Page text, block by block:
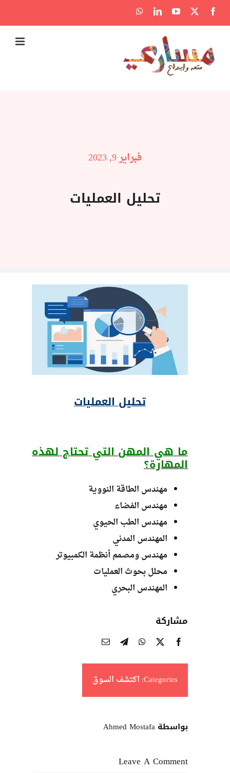
to
content
Facebook
X
YouTube
LinkedIn
WhatsApp
فبراير 9, 2023
تحليل العمليات
تحليل العمليات
ما هي المهن التي تحتاج لهذه
المهارة؟
مهندس الطاقة النووية
مهندس الفضاء
مهندس الطب الحيوي
المهندس المدني
مهندس ومصمم أنظمة الكمبيوتر
محلل بحوث العمليات
المهندس البحري
مشاركة
Categories: اكتشف السوق
بواسطة Ahmed Mostafa
Leave A Comment